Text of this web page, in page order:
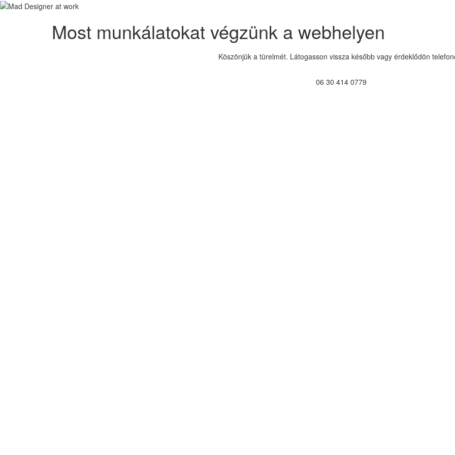
Most munkálatokat végzünk a webhelyen
Köszönjük a türelmét. Látogasson vissza később vagy érdeklődön
06 30 414 0779